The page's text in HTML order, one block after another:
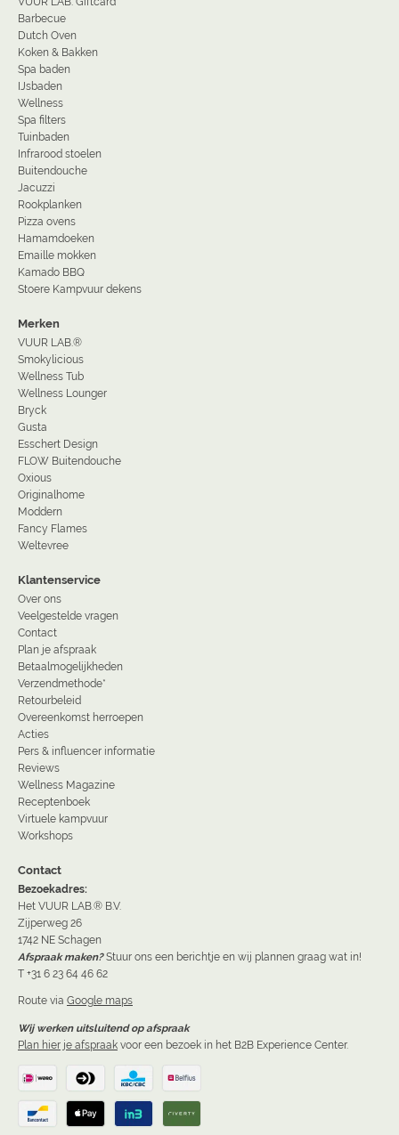
Barbecue
Dutch Oven
Koken & Bakken
Spa baden
IJsbaden
Wellness
Spa filters
Tuinbaden
Infrarood stoelen
Buitendouche
Jacuzzi
Rookplanken
Pizza ovens
Hamamdoeken
Emaille mokken
Kamado BBQ
Stoere Kampvuur dekens
Merken
VUUR LAB.®
Smokylicious
Wellness Tub
Wellness Lounger
Bryck
Gusta
Esschert Design
FLOW Buitendouche
Oxious
Originalhome
Moddern
Fancy Flames
Weltevree
Klantenservice
Over ons
Veelgestelde vragen
Contact
Plan je afspraak
Betaalmogelijkheden
Verzendmethode*
Retourbeleid
Overeenkomst herroepen
Acties
Pers & influencer informatie
Reviews
Wellness Magazine
Receptenboek
Virtuele kampvuur
Workshops
Contact
Bezoekadres:
Het VUUR LAB.® B.V.
Zijperweg 26
1742 NE Schagen
Afspraak maken? Stuur ons een berichtje en wij plannen graag wat in!
T +31 6 23 64 46 62
Route via Google maps
Wij werken uitsluitend op afspraak
Plan hier je afspraak voor een bezoek in het B2B Experience Center.